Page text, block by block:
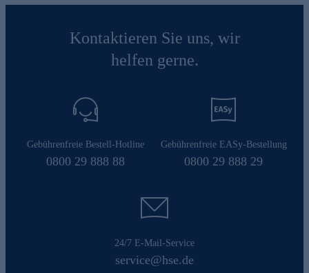
Kontaktieren Sie uns, wir
helfen gerne.
Gebührenfreie Bestell-Hotline
0800 29 888 88
Gebührenfreie EASy-Bestellung
0800 29 888 29
24/7 E-Mail-Service
service@hse.de